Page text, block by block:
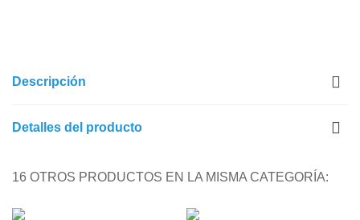
Descripción
Detalles del producto
16 OTROS PRODUCTOS EN LA MISMA CATEGORÍA: